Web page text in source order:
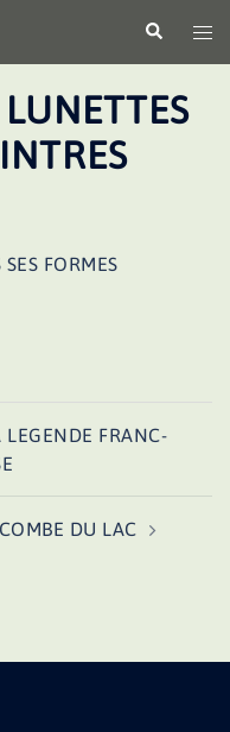
le
FORMES
FRANC-
DU LAC